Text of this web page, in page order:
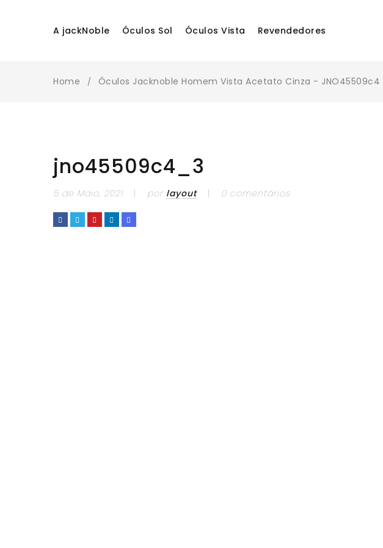
A jackNoble Óculos Sol Óculos Vista Revendedores
Home / Óculos Jacknoble Homem Vista Acetato Cinza - JNO45509c4
jno45509c4_3
5 de Maio, 2021 por layout 0 comentários